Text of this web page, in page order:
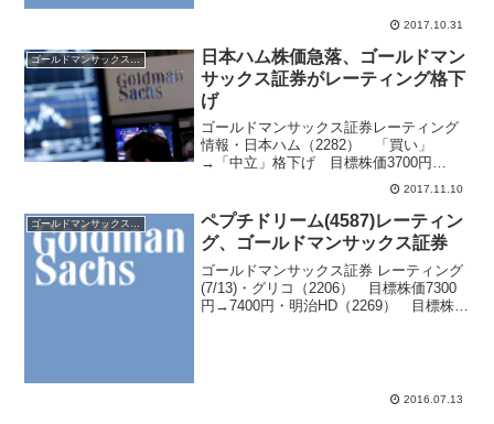
2017.10.31
ゴールドマンサックス証券
日本ハム株価急落、ゴールドマン
サックス証券がレーティング格下
げ
ゴールドマンサックス証券レーティング
情報・日本ハム（2282） 「買い」
→「中立」格下げ 目標株価3700円
→3000円・国際石油開発帝石（1605）
目標株価1195円→1295円・ＳＵＭＣＯ
（3436） 目標株価3100円→3300円・...
2017.11.10
ゴールドマンサックス証券
ペプチドリーム(4587)レーティン
グ、ゴールドマンサックス証券
ゴールドマンサックス証券 レーティング
(7/13)・グリコ（2206） 目標株価7300
円→7400円・明治HD（2269） 目標株価
2016.07.13